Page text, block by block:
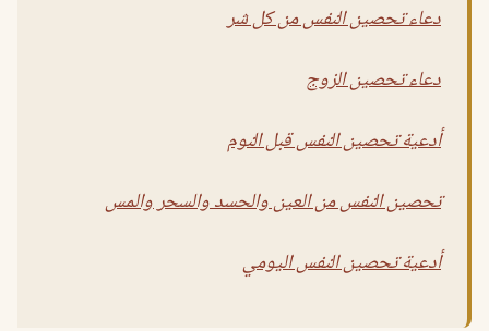
دعاء تحصين النفس من كل شر
دعاء تحصين الزوج
أدعية تحصين النفس قبل النوم
تحصين النفس من العين والحسد والسحر والمس
أدعية تحصين النفس اليومي